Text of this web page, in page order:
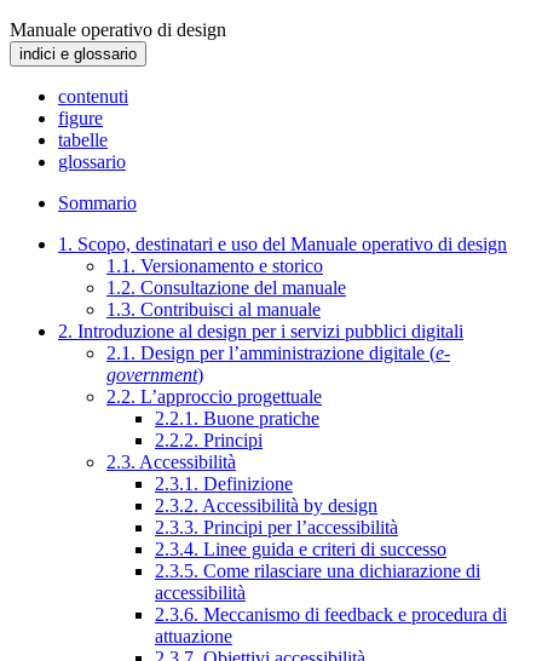
Manuale operativo di design
indici e glossario
contenuti
figure
tabelle
glossario
Sommario
1. Scopo, destinatari e uso del Manuale operativo di design
1.1. Versionamento e storico
1.2. Consultazione del manuale
1.3. Contribuisci al manuale
2. Introduzione al design per i servizi pubblici digitali
2.1. Design per l’amministrazione digitale (e-
government)
2.2. L’approccio progettuale
2.2.1. Buone pratiche
2.2.2. Principi
2.3. Accessibilità
2.3.1. Definizione
2.3.2. Accessibilità by design
2.3.3. Principi per l’accessibilità
2.3.4. Linee guida e criteri di successo
2.3.5. Come rilasciare una dichiarazione di
accessibilità
2.3.6. Meccanismo di feedback e procedura di
attuazione